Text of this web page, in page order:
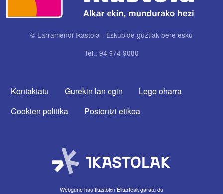
© Larramendi Ikastola - Eskubide guztiak bere esku
Tel.: 94 674 9080
CONTACTA CON NOSOTROS
Kontaktatu Gurekin lan egin
Lege oharra
Cookien politika
Postontzi etikoa
Webgune hau Ikastolen Elkarteak garatu du